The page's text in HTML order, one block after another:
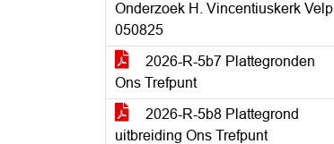
Onderzoek H. Vincentiuskerk Velp
050825
2026-R-5b7 Plattegronden
Ons Trefpunt
2026-R-5b8 Plattegrond
uitbreiding Ons Trefpunt